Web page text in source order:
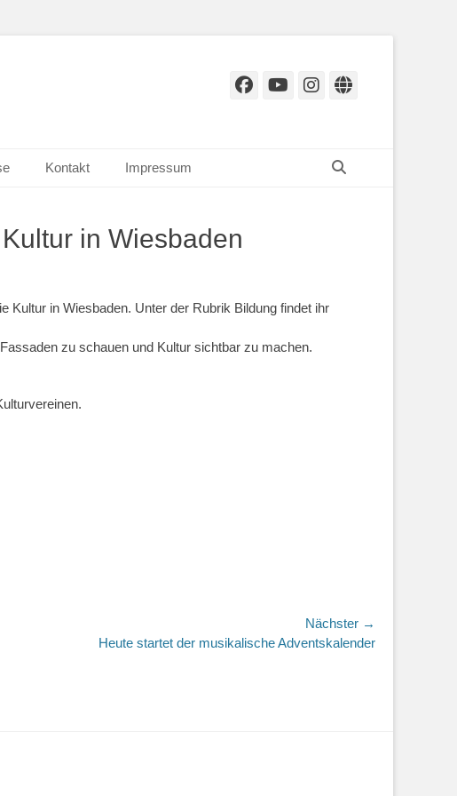
Facebook
YouTube
Instagram
Website
Kontakt Impressum
in Wiesbaden
Kultur in Wiesbaden. Unter der Rubrik Bildung findet ihr
zu schauen und Kultur sichtbar zu machen.
Nächster →
Heute startet der musikalische Adventskalender